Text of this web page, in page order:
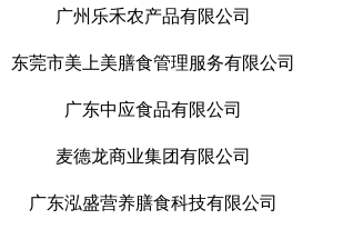
广州乐禾农产品有限公司
东莞市美上美膳食管理服务有限公司
广东中应食品有限公司
麦德龙商业集团有限公司
广东泓盛营养膳食科技有限公司